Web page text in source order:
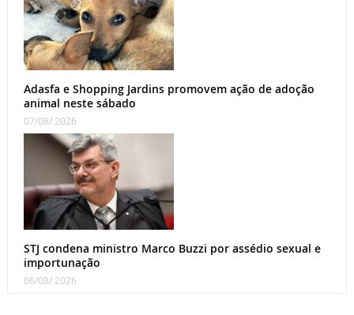
Adasfa e Shopping Jardins promovem ação de adoção
animal neste sábado
07/08/ 2026
STJ condena ministro Marco Buzzi por assédio sexual e
importunação
06/08/ 2026